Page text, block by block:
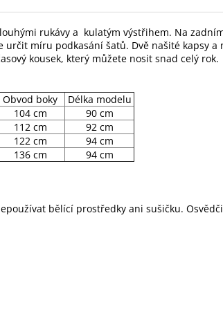
rukávy a kulatým výstřihem. Na
určit míru podkasání šatů. Dvě našité kapsy a
kousek, který můžete nosit snad celý rok.
Obvod boky
Délka modelu
104 cm
90 cm
112 cm
92 cm
122 cm
94 cm
136 cm 94 cm
bělící prostředky ani sušičku.